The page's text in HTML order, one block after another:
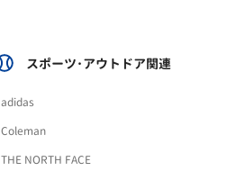
スポーツ･アウトドア関連
adidas
Coleman
THE NORTH FACE